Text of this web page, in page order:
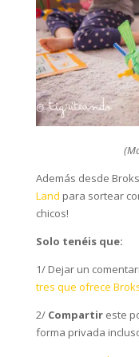
Además desde
Land para sortear
chicos!
Solo tenéis que:
1/ Dejar un
tres que ofrece
2/ Compartireste
forma privada